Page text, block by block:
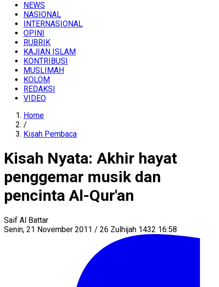
NEWS
NASIONAL
INTERNASIONAL
OPINI
RUBRIK
KAJIAN ISLAM
KONTRIBUSI
MUSLIMAH
KOLOM
REDAKSI
VIDEO
Home
/
Kisah Pembaca
Kisah Nyata: Akhir hayat
penggemar musik dan
pencinta Al-Qur'an
Saif Al Battar
Senin, 21 November 2011 / 26 Zulhijah 1432 16:58